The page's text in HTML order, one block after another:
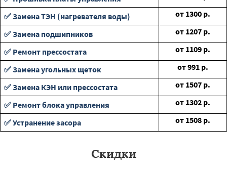
✅ Замена ТЭН (нагревателя воды)
от 1300 р.
✅ Замена подшипников
от 1207 р.
✅ Ремонт прессостата
от 1109 р.
✅ Замена угольных щеток
от991 р.
✅ Замена КЭН или прессостата
от 1507 р.
✅ Ремонт блока управления
от 1302 р.
✅ Устранение засора
от 1508 р.
Скидки